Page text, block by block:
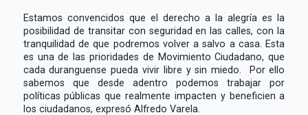
Estamos convencidos que el derecho a la alegría es la
posibilidad de transitar con seguridad en las calles, con la
tranquilidad de que podremos volver a salvo a casa. Esta
es una de las prioridades de Movimiento Ciudadano, que
cada duranguense pueda vivir libre y sin miedo. Por ello
sabemos que desde adentro podemos trabajar por
políticas públicas que realmente impacten y beneficien a
los ciudadanos, expresó Alfredo Varela.